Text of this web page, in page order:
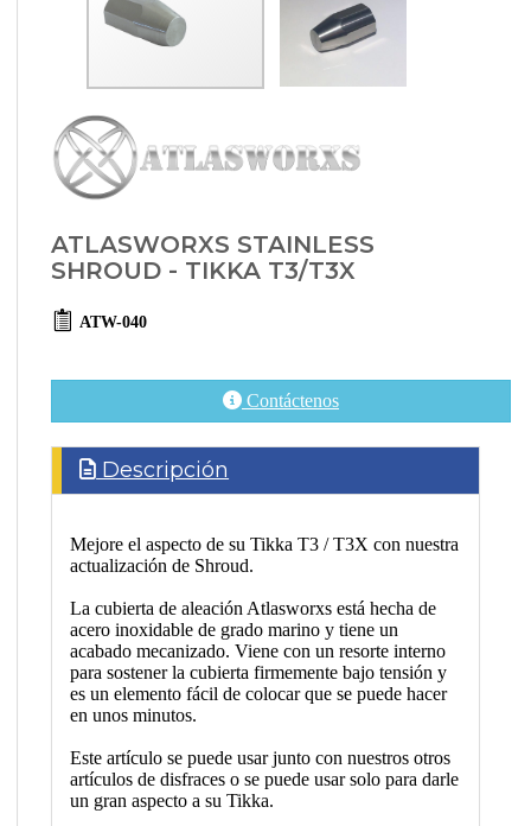
ATLASWORXS STAINLESS
SHROUD - TIKKA T3/T3X
ATW-040
Contáctenos
Descripción
Mejore el aspecto de su Tikka T3 / T3X con nuestra
actualización de Shroud.
La cubierta de aleación Atlasworxs está hecha de
acero inoxidable de grado marino y tiene un
acabado mecanizado. Viene con un resorte interno
para sostener la cubierta firmemente bajo tensión y
es un elemento fácil de colocar que se puede hacer
en unos minutos.
Este artículo se puede usar junto con nuestros otros
artículos de disfraces o se puede usar solo para darle
un gran aspecto a su Tikka.